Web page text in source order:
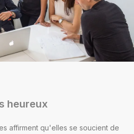
heureux
affirment qu'elles se soucient de